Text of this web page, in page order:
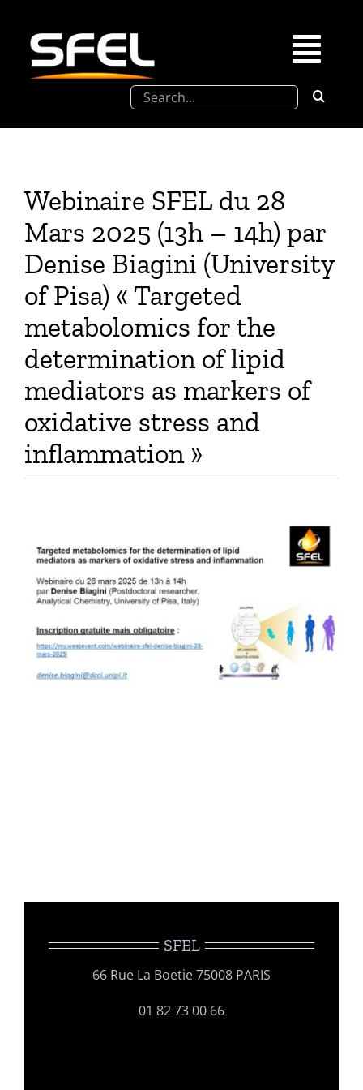
contenu
Prix de Thèse SFEL
Congrès à venir
Partenariats
Publications
Rechercher:
Webinaire SFEL du 28
Mars 2025 (13h – 14h) par
Denise Biagini (University
of Pisa) « Targeted
metabolomics for the
determination of lipid
mediators as markers of
oxidative stress and
inflammation »
SFEL
66 Rue La Boetie 75008 PARIS
01 82 73 00 66